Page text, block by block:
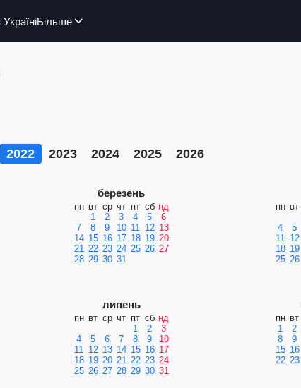
Більше
2022 2023 2024 2025 2026
березень
пн вт ср чт пт сб нд
1
2 3 4 5
6
7
8 9 10 11 12 13
14 15 16 17 18 19 20
21 22 23 24 25 26 27
28 29 30 31
пн вт
4
5
11 12
18 19
25 26
липень
пн вт ср чт пт сб нд
1
2
3
4
5 6 7 8 9
10
11 12 13 14 15 16 17
18 19 20 21 22 23 24
25 26 27 28 29 30 31
пн вт
1
2
8
9
15 16
22 23